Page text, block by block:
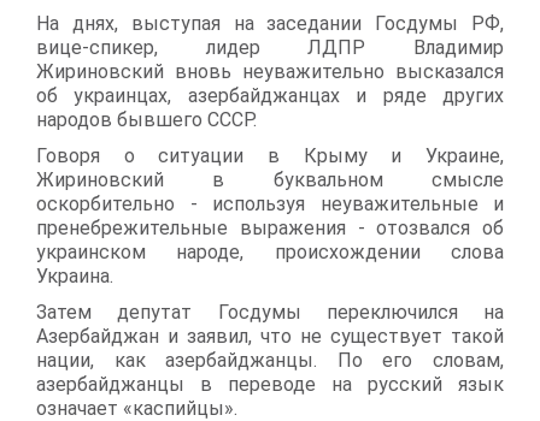
На днях, выступая на заседании Госдумы РФ,
вице-спикер, лидер ЛДПР Владимир
Жириновский вновь неуважительно высказался
об украинцах, азербайджанцах и ряде других
народов бывшего СССР.
Говоря о ситуации в Крыму и Украине,
Жириновский в буквальном смысле
оскорбительно - используя неуважительные и
пренебрежительные выражения - отозвался об
украинском народе, происхождении слова
Украина.
Затем депутат Госдумы переключился на
Азербайджан и заявил, что не существует такой
нации, как азербайджанцы. По его словам,
азербайджанцы в переводе на русский язык
означает «каспийцы».